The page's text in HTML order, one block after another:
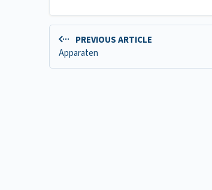
PREVIOUS ARTICLE
Apparaten